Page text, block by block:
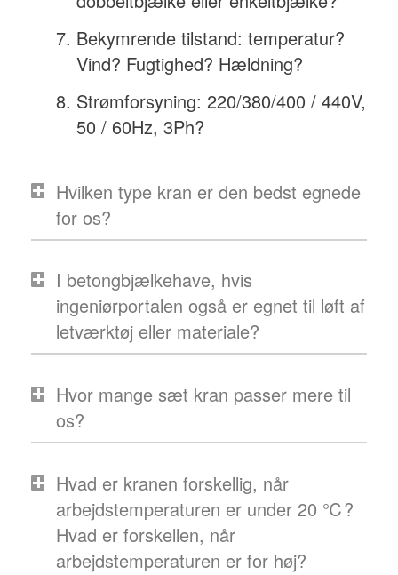
Bekymrende tilstand: temperatur?
Vind? Fugtighed? Hældning?
Strømforsyning: 220/380/400 / 440V,
50 / 60Hz, 3Ph?
Hvilken type kran er den bedst egnede
for os?
I betongbjælkehave, hvis
ingeniørportalen også er egnet til løft af
letværktøj eller materiale?
Hvor mange sæt kran passer mere til
os?
Hvad er kranen forskellig, når
arbejdstemperaturen er under 20 ℃?
Hvad er forskellen, når
arbejdstemperaturen er for høj?